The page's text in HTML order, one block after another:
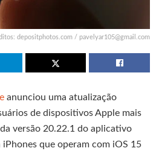
depositphotos.com / pavelyar105@gmail.com
anunciou uma atualização
de dispositivos Apple mais
versão 20.22.1 do aplicativo
que operam com iOS 15